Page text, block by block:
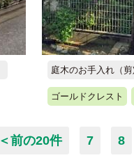
庭木のお手入れ（剪
ゴールドクレスト
＜前の20件 7 8